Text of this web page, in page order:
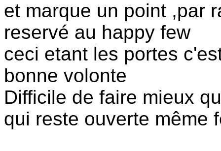
et marque un point ,par
reservé au happy few
ceci etant les portes
bonne volonte
Difficile de faire mieux
qui reste ouverte même